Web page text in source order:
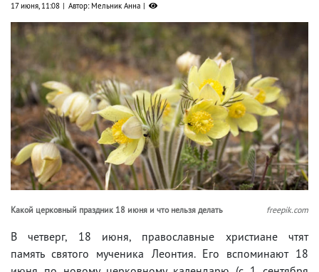
17 июня, 11:08 Автор: Мельник Анна
Какой церковный праздник 18 июня и что нельзя делать freepik.com
В четверг, 18 июня, православные христиане чтят
память святого мученика Леонтия. Его вспоминают 18